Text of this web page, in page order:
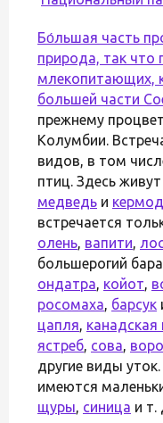
Бо́льшая часть
природа, так что
млекопитающих,
большей части
прежнему
Колумбии.
видов, в том
птиц. Здесь
медведь и
встречается
олень, вапити,
большерогий
ондатра, койот,
росомаха, барсук
цапля, канадская
ястреб, сова,
другие виды
имеются
щуры, синица и т.